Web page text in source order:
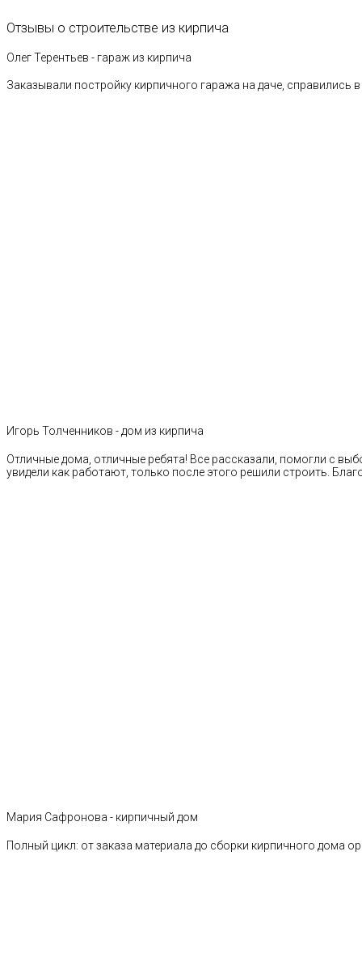
Отзывы о строительстве из кирпича
Олег Терентьев - гараж из кирпича
Заказывали постройку кирпичного гаража на даче, справились
Игорь Толченников - дом из кирпича
Отличные дома, отличные ребята! Все рассказали, помогли с
увидели как работают, только после этого решили строить.
Мария Сафронова - кирпичный дом
Полный цикл: от заказа материала до сборки кирпичного дома